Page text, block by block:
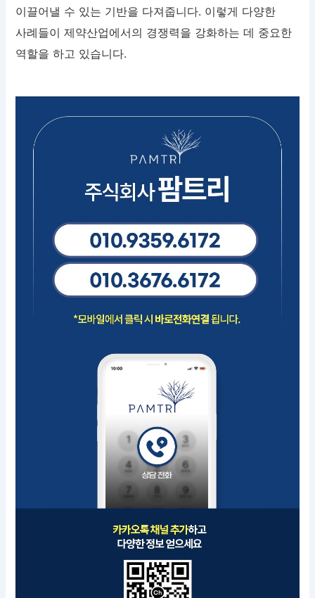
이끌어낼 수 있는 기반을 다져줍니다. 이렇게 다양한
사례들이 제약산업에서의 경쟁력을 강화하는 데 중요한
역할을 하고 있습니다.